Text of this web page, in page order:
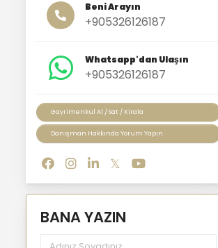
Beni Arayın
+905326126187
Whatsapp'dan Ulaşın
+905326126187
Gayrimenkul Al / Sat / Kirala
Danışman Hakkında Yorum Yapın
BANA YAZIN